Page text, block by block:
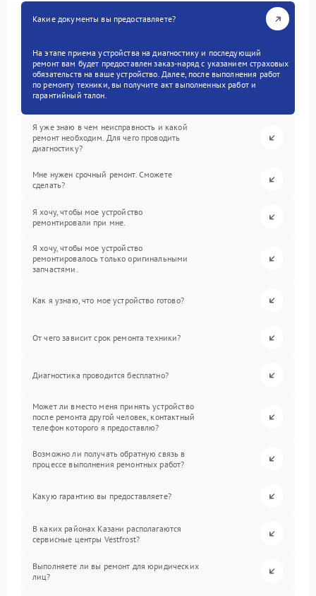
Какие документы вы предоставляете?
На этапе приема устройства на диагностику и последующий
ремонт вам будет предоставлен заказ-наряд с указанием страховых
обязательств на ваше устройство. Далее, после выполнения работ
по ремонту техники, вы получите акт выполненных работ и
гарантийный талон.
Я уже знаю в чем неисправность и какой
ремонт необходим. Для чего проводить
диагностику?
Мне нужен срочный ремонт. Сможете
сделать?
Я хочу, чтобы мое устройство
ремонтировали при мне.
Я хочу, чтобы мое устройство
ремонтировалось только оригинальными
запчастями.
Как я узнаю, что мое устройство готово?
От чего зависит срок ремонта техники?
Диагностика проводится бесплатно?
Может ли вместо меня принять устройство
после ремонта другой человек, контактный
телефон которого я предоставлю?
Возможно ли получать обратную связь в
процессе выполнения ремонтных работ?
Какую гарантию вы предоставляете?
В каких районах Казани располагаются
сервисные центры Vestfrost?
Выполняете ли вы ремонт для юридических
лиц?